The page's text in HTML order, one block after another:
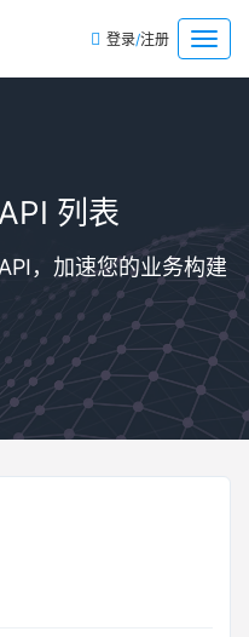
菜
单
登录/注册
API 列表
，加速您的业务构建